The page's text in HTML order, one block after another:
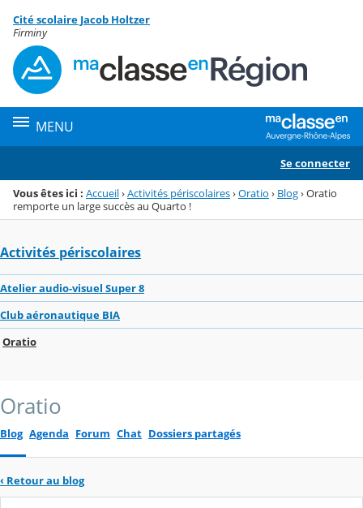
Menu de la rubrique
Contenu
Cité scolaire Jacob Holtzer
Firminy
MENU
Se connecter
Vous êtes ici : Accueil›Activités périscolaires›Oratio › Blog›Oratio
remporte un large succès au Quarto !
Activités périscolaires
Atelier audio-visuel Super 8
Club aéronautique BIA
Oratio
Oratio
Blog Agenda Forum Chat Dossiers partagés
‹ Retour au blog